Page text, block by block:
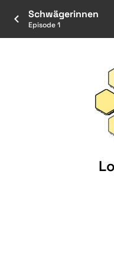
Schwägerinnen
Episode 1